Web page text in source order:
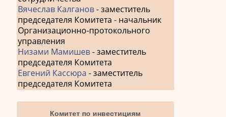
Вячеслав Калганов- заместитель
председателя Комитета - начальник
Организационно-протокольного
управления
Низами Мамишев- заместитель
председателя Комитета
Евгений Кассюра - заместитель
председателя Комитета
Комитет по инвестициям